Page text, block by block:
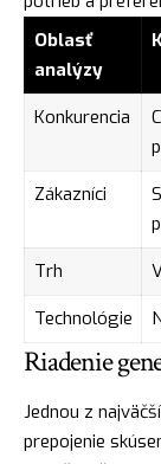
Oblasť
analýzy
Konkurencia
Zákazníci
Trh
Technológie
Riadenie
Jednou z
prepojenie